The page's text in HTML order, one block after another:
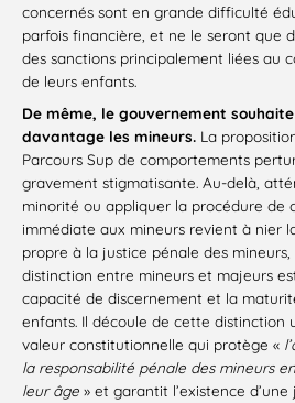
concernés sont en grande difficulté
parfois financière, et ne le seront que
des sanctions principalement liées au
de leurs enfants.
De même, le gouvernement
davantage les mineurs. La
Parcours Sup de comportements
gravement stigmatisante. Au-delà,
minorité ou appliquer la procédure de
immédiate aux mineurs revient à nier
propre à la justice pénale des
distinction entre mineurs et majeurs
capacité de discernement et la
enfants. Il découle de cette distinction
valeur constitutionnelle qui protège «
la responsabilité pénale des mineurs
leur âge » et garantit l’existence d’une